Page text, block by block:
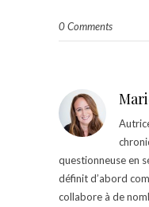
0 Comments
questionneuse en
définit d’abord
collabore à de